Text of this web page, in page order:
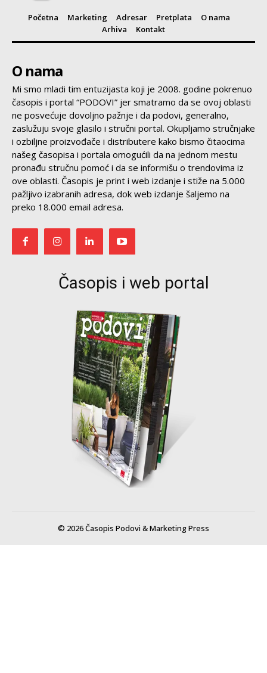
Početna Marketing Adresar Pretplata
O nama
Arhiva
Kontakt
O nama
Mi smo mladi tim entuzijasta koji je 2008. godine pokrenuo
časopis i portal “PODOVI” jer smatramo da se ovoj oblasti
ne posvećuje dovoljno pažnje i da podovi, generalno,
zaslužuju svoje glasilo i stručni portal. Okupljamo stručnjake
i ozbiljne proizvođače i distributere kako bismo čitaocima
našeg časopisa i portala omogućili da na jednom mestu
pronađu stručnu pomoć i da se informišu o trendovima iz
ove oblasti. Časopis je print i web izdanje i stiže na 5.000
pažljivo izabranih adresa, dok web izdanje šaljemo na
preko 18.000 email adresa.
Časopis i web portal
© 2026 Časopis Podovi & Marketing Press